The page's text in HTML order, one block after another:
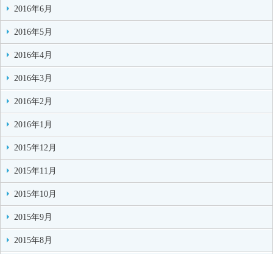
2016年6月
2016年5月
2016年4月
2016年3月
2016年2月
2016年1月
2015年12月
2015年11月
2015年10月
2015年9月
2015年8月